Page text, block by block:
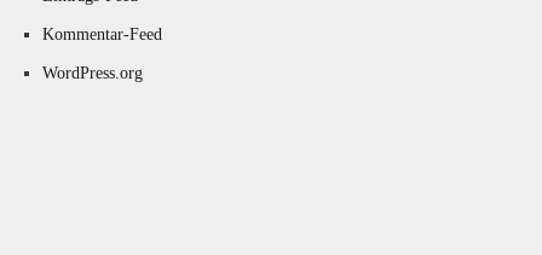
Kommentar-Feed
WordPress.org